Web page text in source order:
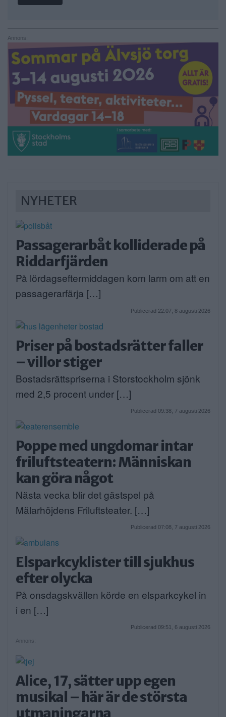
Annons:
NYHETER
Passagerarbåt kolliderade på
Riddarfjärden
På lördagseftermiddagen kom larm om att en
passagerarfärja […]
Publicerad 22:07, 8 augusti 2026
Priser på bostadsrätter faller
– villor stiger
Bostadsrättspriserna i Storstockholm sjönk
med 2,5 procent under […]
Publicerad 09:38, 7 augusti 2026
Poppe med ungdomar intar
friluftsteatern: Människan
kan göra något
Nästa vecka blir det gästspel på
Mälarhöjdens Friluftsteater. […]
Publicerad 07:08, 7 augusti 2026
Elsparkcyklister till sjukhus
efter olycka
På onsdagskvällen körde en elsparkcykel in
i en […]
Publicerad 09:51, 6 augusti 2026
Annons:
Alice, 17, sätter upp egen
musikal – här är de största
utmaningarna